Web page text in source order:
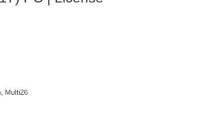
Multi26